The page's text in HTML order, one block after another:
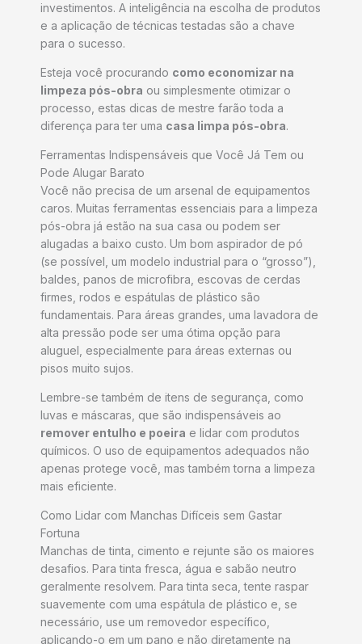
investimentos. A inteligência na escolha de produtos
e a aplicação de técnicas testadas são a chave
para o sucesso.
Esteja você procurando como economizar na
limpeza pós-obra ou simplesmente otimizar o
processo, estas dicas de mestre farão toda a
diferença para ter uma casa limpa pós-obra.
Ferramentas Indispensáveis que Você Já Tem ou
Pode Alugar Barato
Você não precisa de um arsenal de equipamentos
caros. Muitas ferramentas essenciais para a limpeza
pós-obra já estão na sua casa ou podem ser
alugadas a baixo custo. Um bom aspirador de pó
(se possível, um modelo industrial para o “grosso”),
baldes, panos de microfibra, escovas de cerdas
firmes, rodos e espátulas de plástico são
fundamentais. Para áreas grandes, uma lavadora de
alta pressão pode ser uma ótima opção para
aluguel, especialmente para áreas externas ou
pisos muito sujos.
Lembre-se também de itens de segurança, como
luvas e máscaras, que são indispensáveis ao
remover entulho e poeira e lidar com produtos
químicos. O uso de equipamentos adequados não
apenas protege você, mas também torna a limpeza
mais eficiente.
Como Lidar com Manchas Difíceis sem Gastar
Fortuna
Manchas de tinta, cimento e rejunte são os maiores
desafios. Para tinta fresca, água e sabão neutro
geralmente resolvem. Para tinta seca, tente raspar
suavemente com uma espátula de plástico e, se
necessário, use um removedor específico,
aplicando-o em um pano e não diretamente na